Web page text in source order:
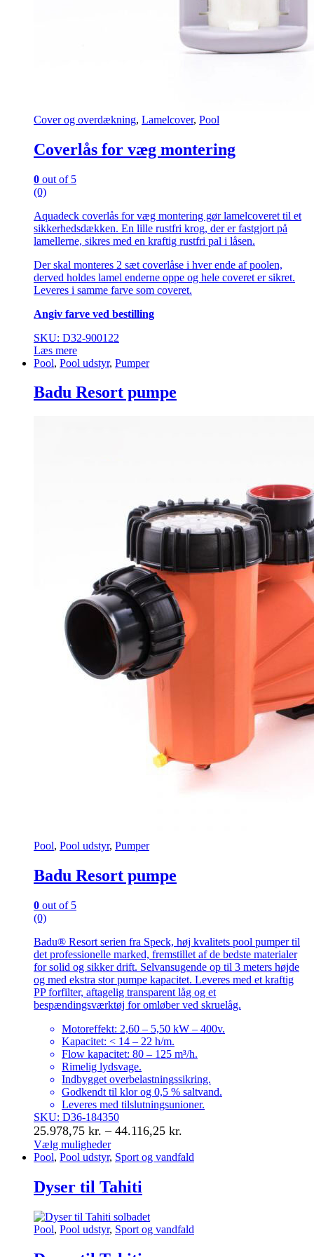
Cover og overdækning, Lamelcover, Pool
Coverlås for væg montering
0 out of 5
(0)
Aquadeck coverlås for væg montering gør lamelcoveret til et
sikkerhedsdækken. En lille rustfri krog, der er fastgjort på
lamellerne, sikres med en kraftig rustfri pal i låsen.
Der skal monteres 2 sæt coverlåse i hver ende af poolen,
derved holdes lamel enderne oppe og hele coveret er sikret.
Leveres i samme farve som coveret.
Angiv farve ved bestilling
SKU: D32-900122
Læs mere
Pool, Pool udstyr, Pumper
Badu Resort pumpe
Pool, Pool udstyr, Pumper
Badu Resort pumpe
0 out of 5
(0)
Badu® Resort serien fra Speck, høj kvalitets pool pumper til
det professionelle marked, fremstillet af de bedste materialer
for solid og sikker drift. Selvansugende op til 3 meters højde
og med ekstra stor pumpe kapacitet. Leveres med et kraftig
PP forfilter, aftagelig transparent låg og et
bespændingsværktøj for omløber ved skruelåg.
Motoreffekt: 2,60 – 5,50 kW – 400v.
Kapacitet: < 14 – 22 h/m.
Flow kapacitet: 80 – 125 m³/h.
Rimelig lydsvage.
Indbygget overbelastningssikring.
Godkendt til klor og 0,5 % saltvand.
Leveres med tilslutningsunioner.
SKU: D36-184350
25.978,75 kr. – 44.116,25 kr.
til
Vælg muligheder
Dette
har
flere
Mulighederne
kan
Pool, Pool udstyr, Sport og vandfald
Dyser til Tahiti
Pool, Pool udstyr, Sport og vandfald